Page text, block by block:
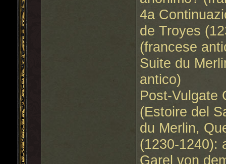
4a
de Troyes
(francese
Suite du
antico)
Post-Vulgate
(Estoire del
du Merlin,
(1230-1240):
Garel von